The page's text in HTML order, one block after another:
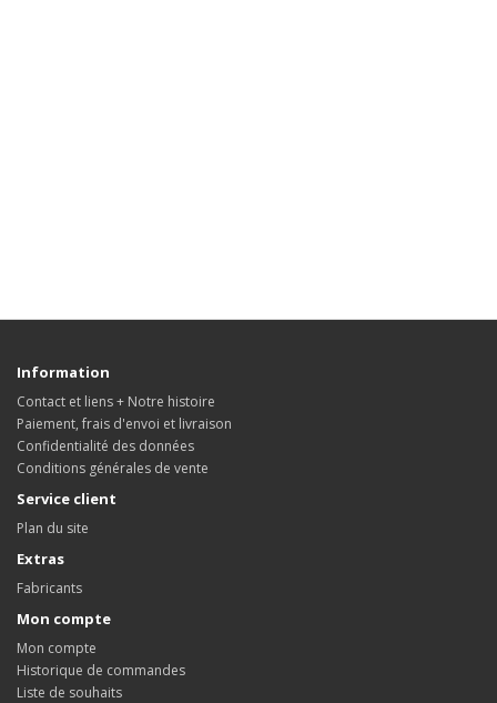
Information
Contact et liens + Notre histoire
Paiement, frais d'envoi et livraison
Confidentialité des données
Conditions générales de vente
Service client
Plan du site
Extras
Fabricants
Mon compte
Mon compte
Historique de commandes
Liste de souhaits